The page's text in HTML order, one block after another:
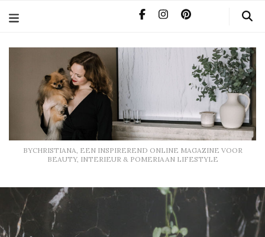
BYCHRISTIANA, EEN INSPIREREND ONLINE MAGAZINE VOOR
BEAUTY, INTERIEUR & POMERIAAN LIFESTYLE